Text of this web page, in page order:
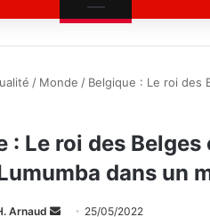
/ Monde / Belgique : Le roi des
: Le roi des
dans un
Arnaud 25/05/2022